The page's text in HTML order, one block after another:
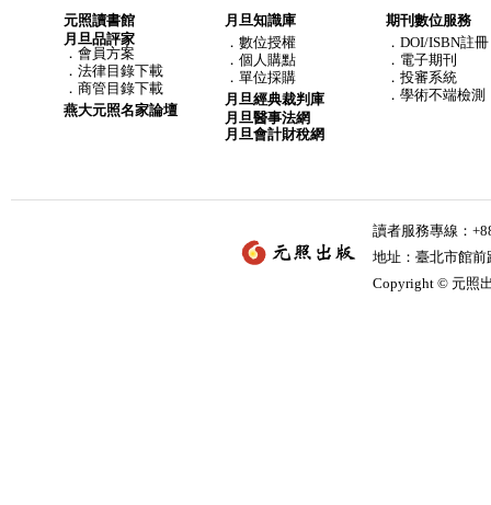
元照讀書館
月旦品評家
． 會員方案
． 法律目錄下載
． 商管目錄下載
燕大元照名家論壇
月旦知識庫
． 數位授權
． 個人購點
． 單位採購
月旦經典裁判庫
月旦醫事法網
月旦會計財稅網
期刊數位服務
．DOI/ISBN註冊
．電子期刊
．投審系統
．學術不端檢測
讀者服務專線：
地址：臺北市館
Copyright © 元照